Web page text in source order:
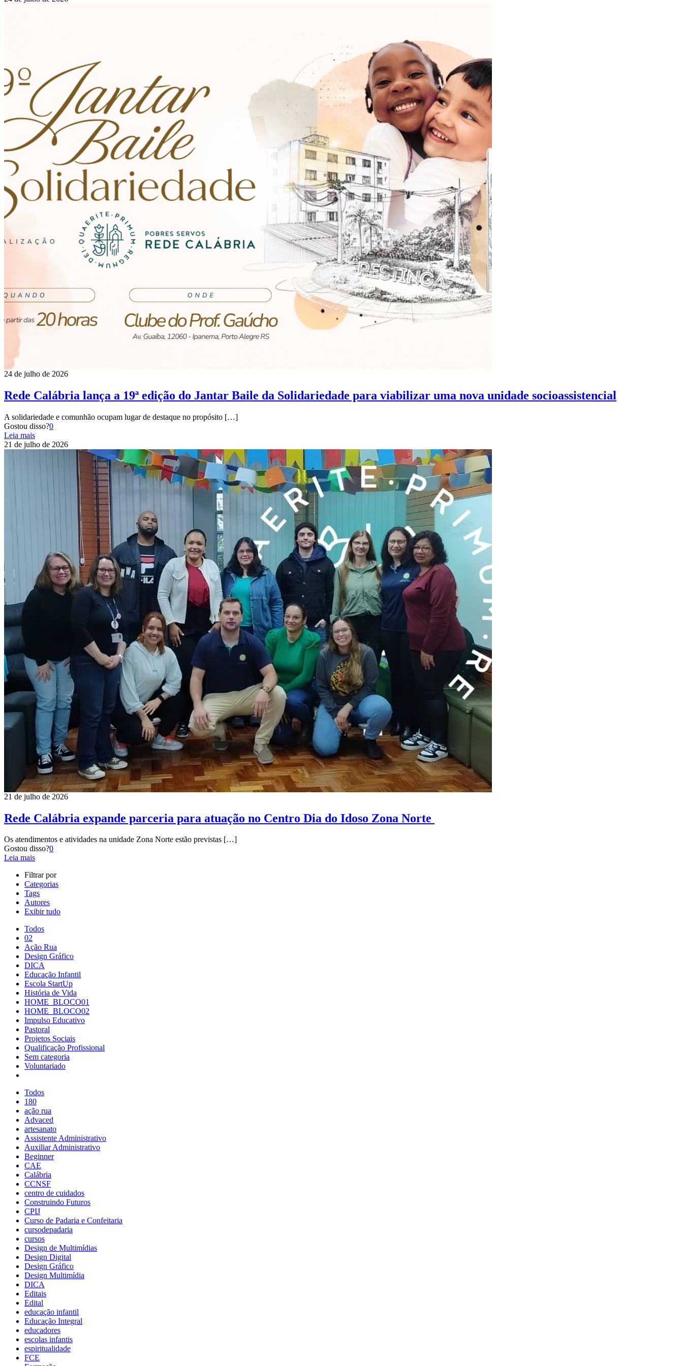
24 de julho de 2026
Rede Calábria lança a 19ª edição do Jantar Baile da Solidariedade para viabilizar uma nova unidade socioassistencial
A solidariedade e comunhão ocupam lugar de destaque no propósito […]
Gostou disso?0
Leia mais
21 de julho de 2026
21 de julho de 2026
Rede Calábria expande parceria para atuação no Centro Dia do Idoso Zona Norte
Os atendimentos e atividades na unidade Zona Norte estão previstas […]
Gostou disso?0
Leia mais
Filtrar por
Categorias
Tags
Autores
Exibir tudo
Todos
02
Ação Rua
Design Gráfico
DICA
Educação Infantil
Escola StartUp
História de Vida
HOME_BLOCO01
HOME_BLOCO02
Impulso Educativo
Pastoral
Projetos Sociais
Qualificação Profissional
Sem categoria
Voluntariado
Todos
180
ação rua
Advaced
artesanato
Assistente Administrativo
Auxiliar Administrativo
Beginner
CAE
Calábria
CCNSF
centro de cuidados
Construindo Futuros
CPIJ
Curso de Padaria e Confeitaria
cursodepadaria
cursos
Design de Multimídias
Design Digital
Design Gráfico
Design Multimídia
DICA
Editais
Edital
educação infantil
Educação Integral
educadores
escolas infantis
espiritualidade
FCE